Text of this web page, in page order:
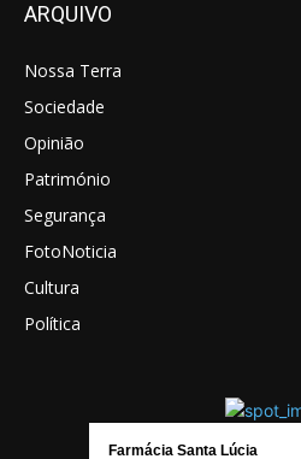
ARQUIVO
Nossa Terra
Sociedade
Opinião
Património
Segurança
FotoNoticia
Cultura
Política